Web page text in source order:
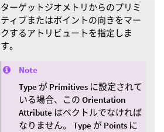
ターゲットジオメトリからのプリミ
ティブまたはポイントの向きをマー
クするアトリビュートを指定しま
す。
Note
Type が Primitives に設定されて
いる場合、この Orientation
Attribute はベクトルでなければ
なりません。 Type が Points に